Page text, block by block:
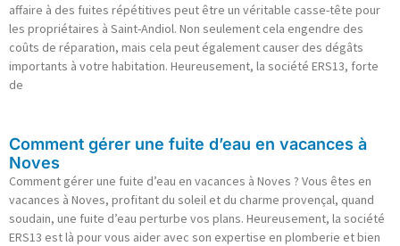
affaire à des fuites répétitives peut être un véritable casse-tête pour
les propriétaires à Saint-Andiol. Non seulement cela engendre des
coûts de réparation, mais cela peut également causer des dégâts
importants à votre habitation. Heureusement, la société ERS13, forte
de
Comment gérer une fuite d’eau en vacances à
Noves
Comment gérer une fuite d’eau en vacances à Noves ? Vous êtes en
vacances à Noves, profitant du soleil et du charme provençal, quand
soudain, une fuite d’eau perturbe vos plans. Heureusement, la société
ERS13 est là pour vous aider avec son expertise en plomberie et bien